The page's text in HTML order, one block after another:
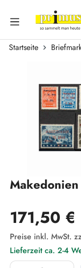
Zum Hauptinhalt
Startseite
Regulärer Preis:
171,50 €
Preise inkl. MwSt.
Lieferzeit ca. 2-4